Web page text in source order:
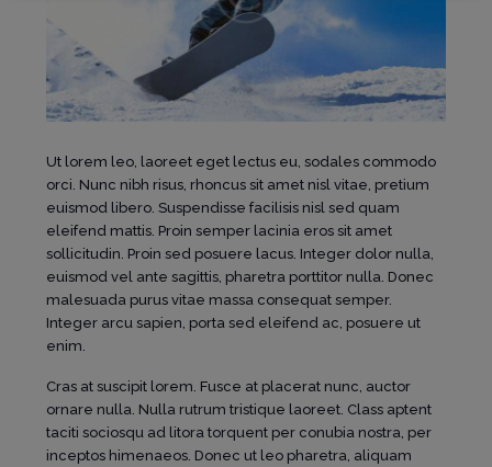
Ut lorem leo, laoreet eget lectus eu, sodales commodo
orci. Nunc nibh risus, rhoncus sit amet nisl vitae, pretium
euismod libero. Suspendisse facilisis nisl sed quam
eleifend mattis. Proin semper lacinia eros sit amet
sollicitudin. Proin sed posuere lacus. Integer dolor nulla,
euismod vel ante sagittis, pharetra porttitor nulla. Donec
malesuada purus vitae massa consequat semper.
Integer arcu sapien, porta sed eleifend ac, posuere ut
enim.
Cras at suscipit lorem. Fusce at placerat nunc, auctor
ornare nulla. Nulla rutrum tristique laoreet. Class aptent
taciti sociosqu ad litora torquent per conubia nostra, per
inceptos himenaeos. Donec ut leo pharetra, aliquam